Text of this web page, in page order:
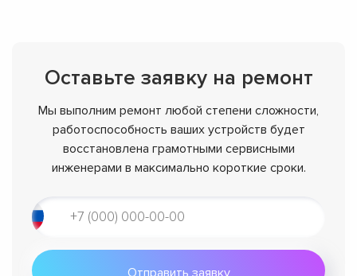
Оставьте заявку на ремонт
Мы выполним ремонт любой степени сложности,
работоспособность ваших устройств будет
восстановлена грамотными сервисными
инженерами в максимально короткие сроки.